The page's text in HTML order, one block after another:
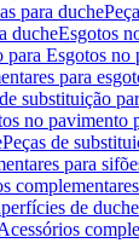
para duche
ducheEsgotos
para Esgotos no
para
substituição
no pavimento
Peças de
para
de duche